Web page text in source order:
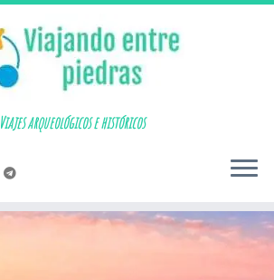
Viajes arqueológicos e históricos